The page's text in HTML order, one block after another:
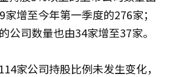
增至今年第一季度的276家；
公司数量也由34家增至37家。
家公司持股比例未发生变化，